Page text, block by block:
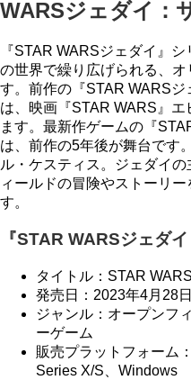
WARSジェダイ：
『STAR WARSジェダイ』
の世界で繰り広げられる、
す。前作の『STAR WARSジ
は、映画『STAR WARS』
ます。最新作ゲームの『
は、前作の5年後が舞台です
ル・ケスティス。ジェダイ
ィールドの冒険やストーリ
す。
『STAR WARSジェダ
タイトル：STAR
発売日：2023年4月28日
ジャンル：オープンフ
ーゲーム
販売プラットフォーム
Series X/S、Windows